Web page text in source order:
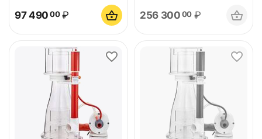
97 490 00 ₽
256 300 00 ₽